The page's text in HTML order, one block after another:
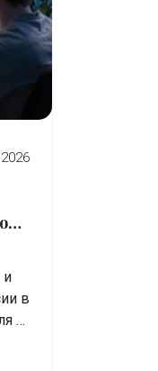
и
в
и